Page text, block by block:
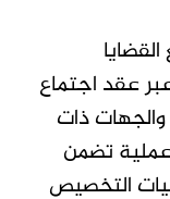
عقد اجتماع
ذات
تضمن
التخصيص